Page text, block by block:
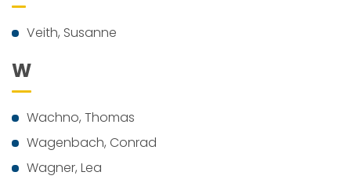
Veith, Susanne
W
Wachno, Thomas
Wagenbach, Conrad
Wagner, Lea